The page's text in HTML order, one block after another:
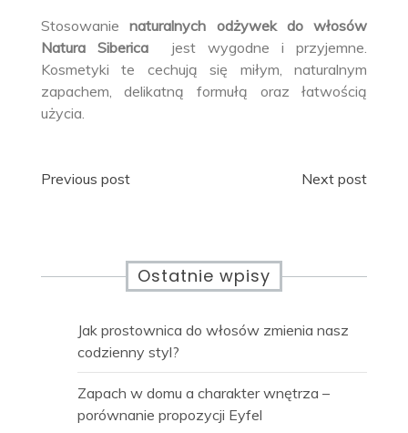
Stosowanienaturalnych odżywek do włosów
Natura Siberica
jest wygodne i przyjemne.
Kosmetyki te cechują się miłym, naturalnym
zapachem, delikatną formułą oraz łatwością
użycia.
Nawigacja
Previous post Next post
Ostatnie wpisy
Jak prostownica do włosów zmienia nasz
codzienny styl?
Zapach w domu a charakter wnętrza –
porównanie propozycji Eyfel